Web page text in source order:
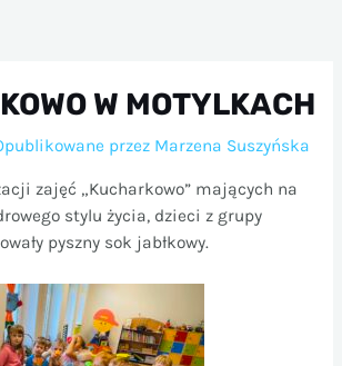
W MOTYLKACH
przez Marzena Suszyńska
zajęć „Kucharkowo” mających na
stylu życia, dzieci z grupy
pyszny sok jabłkowy.